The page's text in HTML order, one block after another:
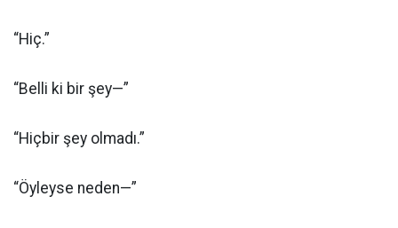
“Hiç.”
“Belli ki bir şey—”
“Hiçbir şey olmadı.”
“Öyleyse neden—”